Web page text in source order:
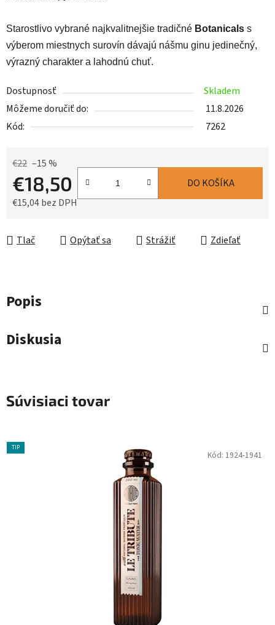
Starostlivo vybrané najkvalitnejšie tradičné Botanicals s
výberom miestnych surovín dávajú nášmu ginu jedinečný,
výrazný charakter a lahodnú chuť.
Dostupnosť
Skladem
Môžeme doručiť do:
11.8.2026
Kód:
7262
€22 –15 %
€18,50
€15,04 bez DPH
DO KOŠÍKA
Tlač Opýtať sa Strážiť Zdieľať
Popis
Diskusia
Súvisiaci tovar
TIP
Kód: 1924-1941